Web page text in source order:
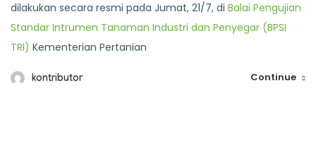
dilakukan secara resmi pada Jumat, 21/7, di Balai Pengujian
Standar Intrumen Tanaman Industri dan Penyegar (BPSI
TRI) Kementerian Pertanian
kontributor Continue